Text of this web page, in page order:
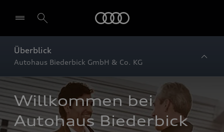
Überblick
Autohaus Biederbick GmbH & Co. KG
Willkommen bei
Autohaus Biederbick